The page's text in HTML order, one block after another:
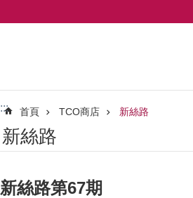
::: 首頁 TCO商店 新絲路
新絲路
新絲路第67期